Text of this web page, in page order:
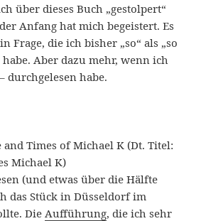
über dieses Buch „gestolpert“
Anfang hat mich begeistert. Es
Frage, die ich bisher „so“ als „so
habe. Aber dazu mehr, wenn ich
durchgelesen habe.
and Times of Michael K (Dt. Titel:
Michael K)
(und etwas über die Hälfte
das Stück in Düsseldorf im
DieAufführung, die ich sehr